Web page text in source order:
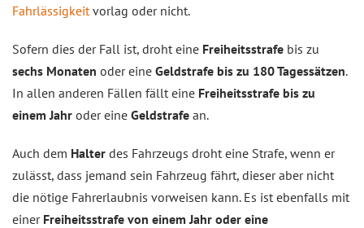
Fahrlässigkeitvorlag oder nicht.
Sofern dies der Fall ist, droht eine Freiheitsstrafe bis zu
sechs Monaten oder eine Geldstrafe bis zu 180 Tagessätzen.
In allen anderen Fällen fällt eine Freiheitsstrafe bis zu
einem Jahr oder eine Geldstrafe an.
Auch dem Halter des Fahrzeugs droht eine Strafe, wenn er
zulässt, dass jemand sein Fahrzeug fährt, dieser aber nicht
die nötige Fahrerlaubnis vorweisen kann. Es ist ebenfalls mit
einer Freiheitsstrafe von einem Jahr oder eine